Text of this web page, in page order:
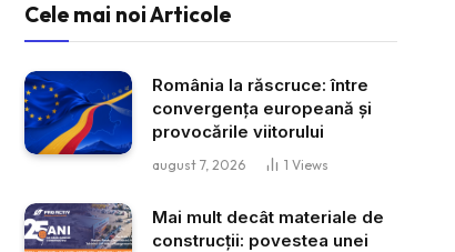
Cele mai noi Articole
România la răscruce: între
convergența europeană și
provocările viitorului
august 7, 2026 1 Views
Mai mult decât materiale de
construcții: povestea unei